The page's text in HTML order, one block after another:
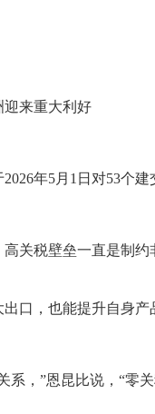
迎来重大利好
年5月1日对53个
关税壁垒一直是制
口，也能提升自身
系，”恩昆比说，“零